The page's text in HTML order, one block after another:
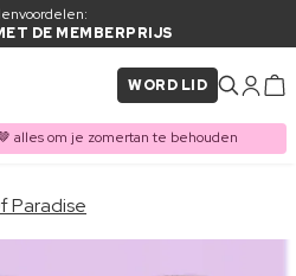
DE MEMBERPRIJS
WORD LID
alles om je zomertan te behouden
AAN
Paradise